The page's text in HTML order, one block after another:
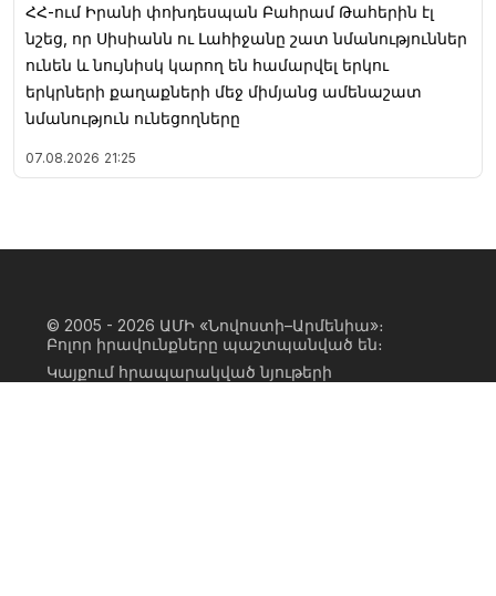
ՀՀ-ում Իրանի փոխդեսպան Բահրամ Թահերին էլ
նշեց, որ Սիսիանն ու Լահիջանը շատ նմանություններ
ունեն և նույնիսկ կարող են համարվել երկու
երկրների քաղաքների մեջ միմյանց ամենաշատ
նմանություն ունեցողները
07.08.2026 21:25
© 2005 - 2026 ԱՄԻ «Նովոստի–Արմենիա»։
Բոլոր իրավունքները պաշտպանված են։
Կայքում հրապարակված նյութերի